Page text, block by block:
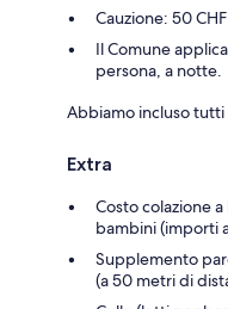
Cauzione: 50
Il Comune
persona, a notte.
Abbiamo incluso tutti
Extra
Costo colazione
bambini (importi
Supplemento
(a 50 metri di